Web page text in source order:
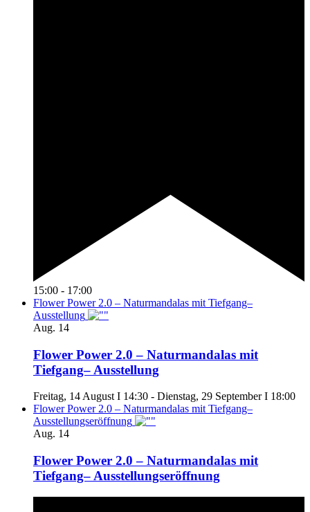
15:00 - 17:00
Flower Power 2.0 – Naturmandalas mit Tiefgang–
Ausstellung
Aug. 14
Flower Power 2.0 – Naturmandalas mit
Tiefgang– Ausstellung
Freitag, 14 August I 14:30 - Dienstag, 29 September I 18:00
Flower Power 2.0 – Naturmandalas mit Tiefgang–
Ausstellungseröffnung
Aug. 14
Flower Power 2.0 – Naturmandalas mit
Tiefgang– Ausstellungseröffnung